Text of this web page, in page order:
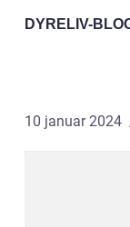
DYRELIV-
10 januar 2024